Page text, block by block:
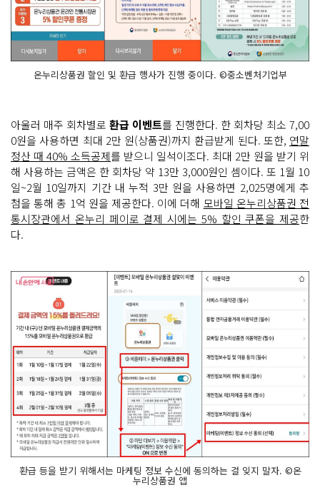
온누리상품권 할인 및 환급 행사가 진행 중이다. ©중소벤처기업부
아울러 매주 회차별로 환급 이벤트를 진행한다. 한 회차당 최소 7,00
0원을 사용하면 최대 2만 원(상품권)까지 환급받게 된다. 또한, 연말
정산 때 40% 소득공제를 받으니 일석이조다. 최대 2만 원을 받기 위
해 사용하는 금액은 한 회차당 약 13만 3,000원인 셈이다. 또 1월 10
일~2월 10일까지 기간 내 누적 3만 원을 사용하면 2,025명에게 추
첨을 통해 총 1억 원을 제공한다. 이에 더해 모바일 온누리상품권 전
통시장관에서 온누리 페이로 결제 시에는 5% 할인 쿠폰을 제공한
다.
환급 등을 받기 위해서는 마케팅 정보 수신에 동의하는 걸 잊지 말자. ©온
누리상품권 앱